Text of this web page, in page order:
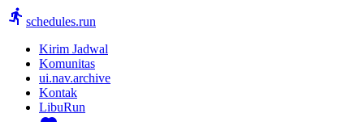
schedules.run
Kirim Jadwal
Komunitas
ui.nav.archive
Kontak
LibuRun